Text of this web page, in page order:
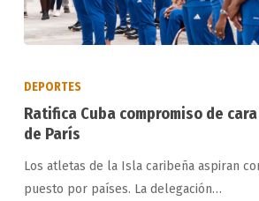
de
a
Olimpiadas
DEPORTES
Ratifica Cuba compromiso de
de París
Los atletas de la Isla caribeña aspiran
puesto por países. La delegación…